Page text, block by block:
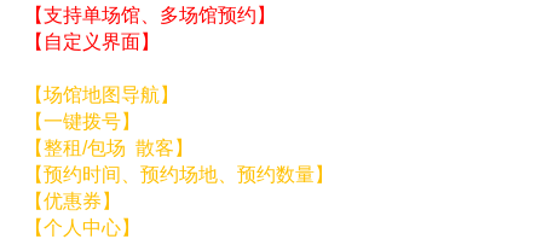
【支持单场馆、多场馆预约】
【自定义界面】
【场馆地图导航】
【一键拨号】
【整租/包场 散客】
【预约时间、预约场地、预约数量】
【优惠券】
【个人中心】